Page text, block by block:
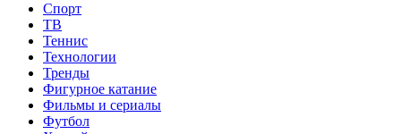
Спорт
ТВ
Теннис
Технологии
Тренды
Фигурное катание
Фильмы и сериалы
Футбол